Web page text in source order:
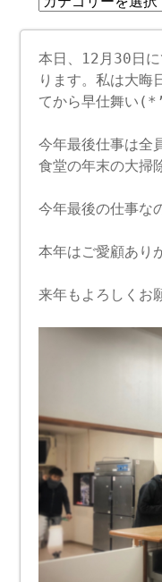
本日、12月30日
ります。私は大晦
てから早仕舞い
今年最後仕事は全
食堂の年末の大掃
今年最後の仕事な
本年はご愛顧あり
来年もよろしく